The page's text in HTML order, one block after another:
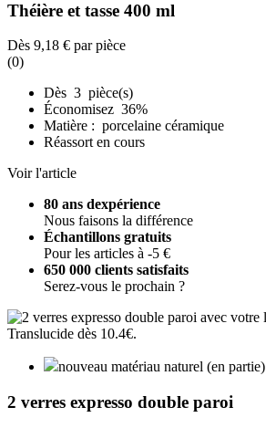
Théière et tasse 400 ml
Dès 9,18 € par pièce
(0)
Dès 3 pièce(s)
Économisez 36%
Matière : porcelaine céramique
Réassort en cours
Voir l'article
80 ans dexpérience
Nous faisons la différence
Échantillons gratuits
Pour les articles à -5 €
650 000 clients satisfaits
Serez-vous le prochain ?
nouveau matériau naturel (en partie)
2 verres expresso double paroi